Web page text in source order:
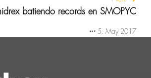
batiendo records en SMOPYC
5. May 2017